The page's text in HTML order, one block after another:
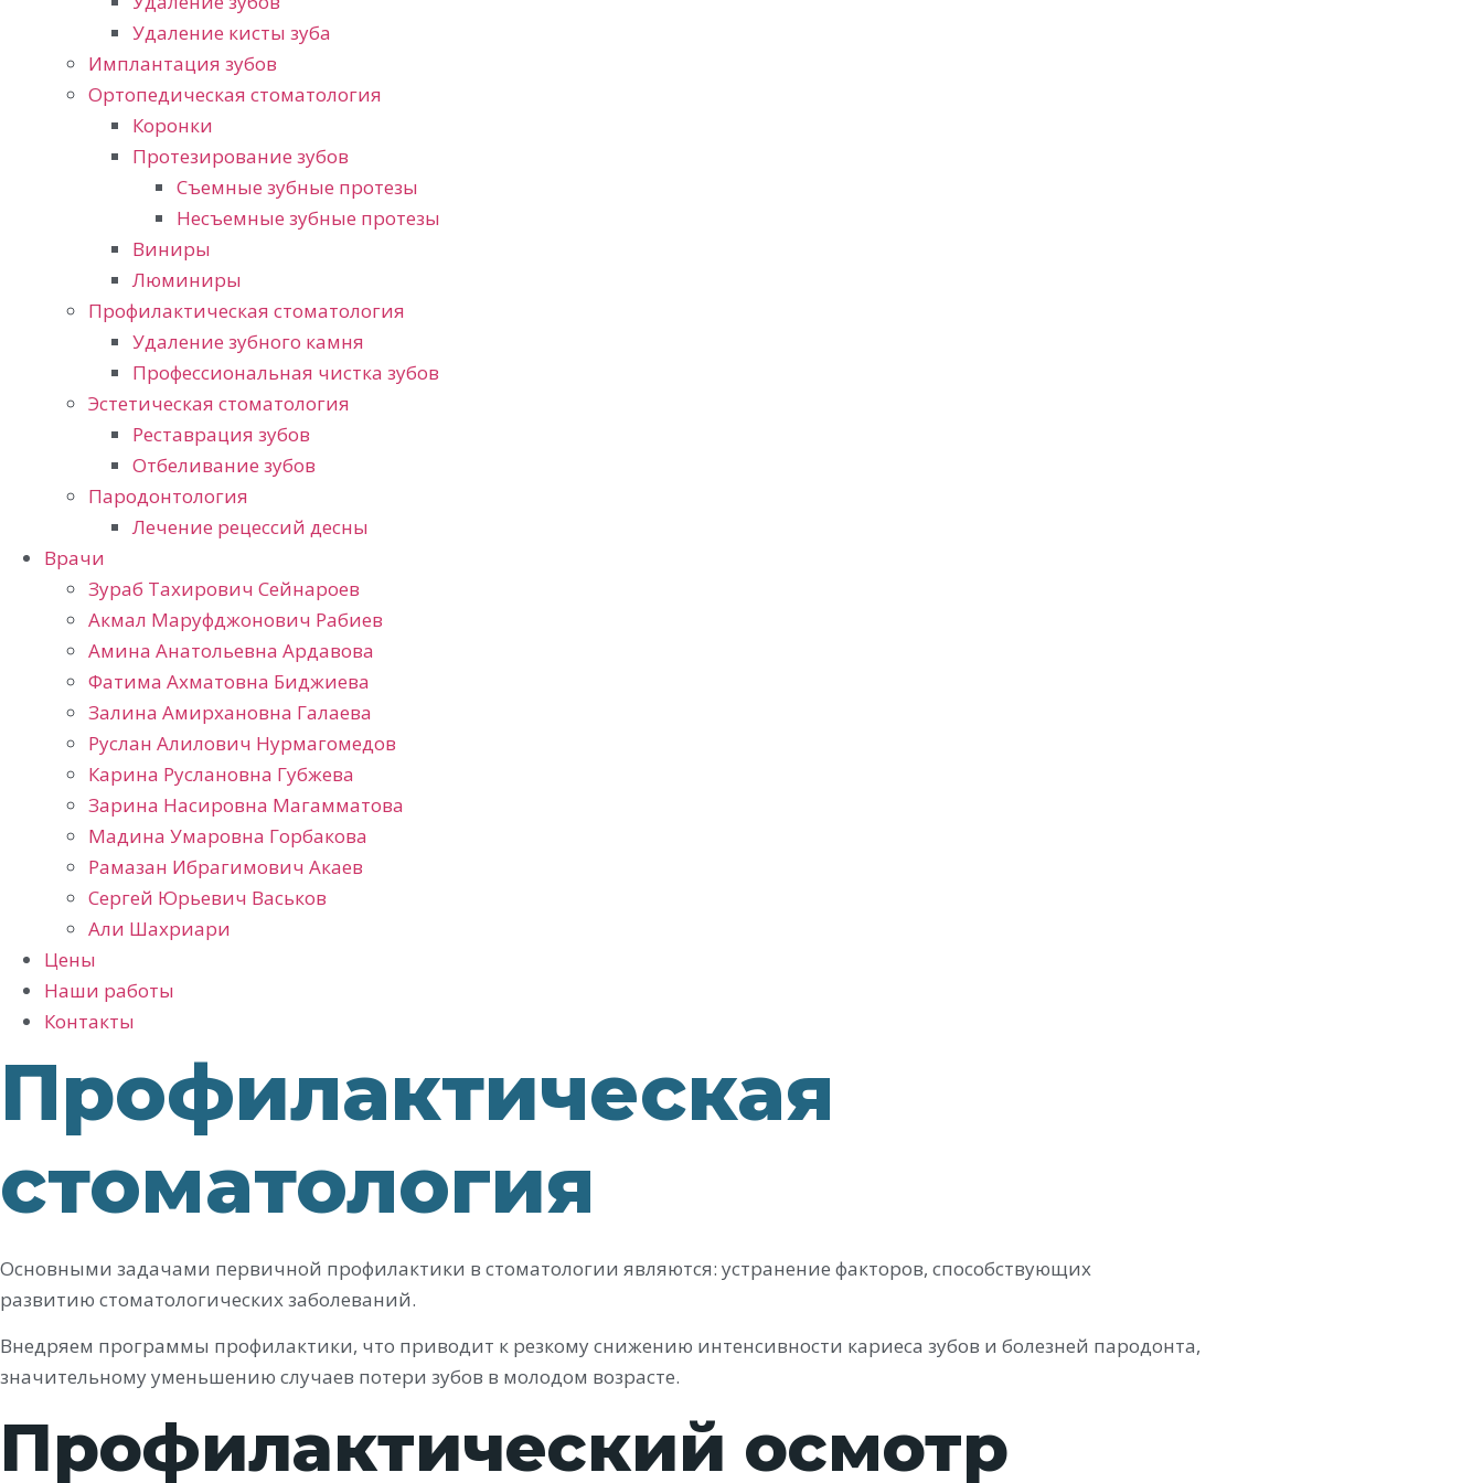
Удаление кисты зуба
Имплантация зубов
Ортопедическая стоматология
Коронки
Протезирование зубов
Съемные зубные протезы
Несъемные зубные протезы
Виниры
Люминиры
Профилактическая стоматология
Удаление зубного камня
Профессиональная чистка зубов
Эстетическая стоматология
Реставрация зубов
Отбеливание зубов
Пародонтология
Лечение рецессий десны
Врачи
Зураб Тахирович Сейнароев
Акмал Маруфджонович Рабиев
Амина Анатольевна Ардавова
Фатима Ахматовна Биджиева
Залина Амирхановна Галаева
Руслан Алилович Нурмагомедов
Карина Руслановна Губжева
Зарина Насировна Магамматова
Мадина Умаровна Горбакова
Рамазан Ибрагимович Акаев
Сергей Юрьевич Васьков
Али Шахриари
Цены
Наши работы
Контакты
Профилактическая
стоматология
Основными задачами первичной профилактики в стоматологии являются: устранение факторов, способствующих
развитию стоматологических заболеваний.
Внедряем программы профилактики, что приводит к резкому снижению интенсивности кариеса зубов и болезней пародонта,
значительному уменьшению случаев потери зубов в молодом возрасте.
Профилактический осмотр